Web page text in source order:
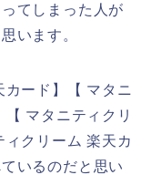
てしまった人が
います。
ード】【 マタニ
マタニティクリ
クリーム 楽天カ
いるのだと思い